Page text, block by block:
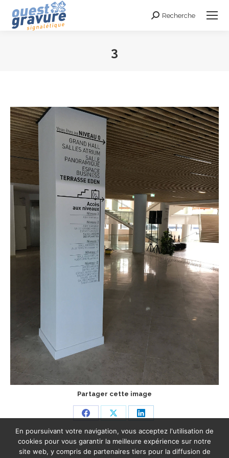
Search:
Recherche
3
Partager cette image
Share
on
Facebook
Share
on
X
Share
on
LinkedIn
En poursuivant votre navigation, vous acceptez l'utilisation de
cookies pour vous garantir la meilleure expérience sur notre
site web, y compris de partenaires tiers pour la diffusion de